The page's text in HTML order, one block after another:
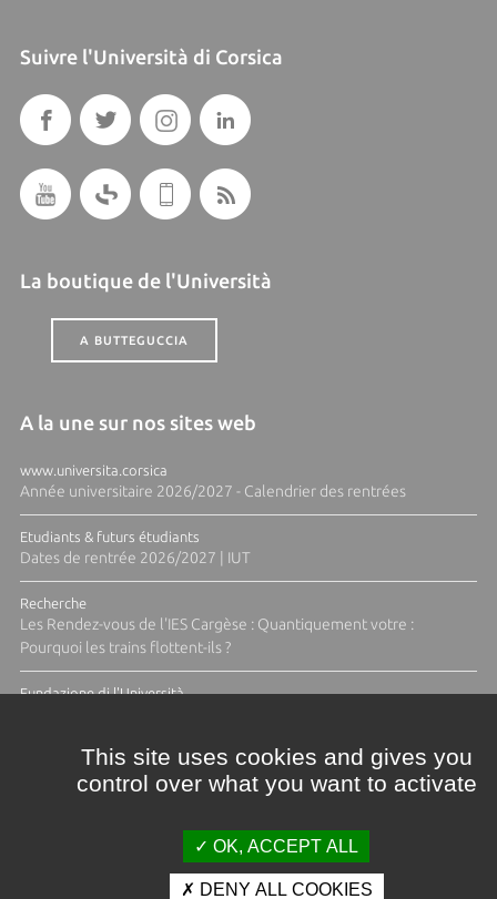
Suivre l'Università di Corsica
La boutique de l'Università
A BUTTEGUCCIA
A la une sur nos sites web
www.universita.corsica
Année universitaire 2026/2027 - Calendrier des rentrées
Etudiants & futurs étudiants
Dates de rentrée 2026/2027 | IUT
Recherche
Les Rendez-vous de l'IES Cargèse : Quantiquement votre :
Pourquoi les trains flottent-ils ?
Fundazione di l'Università
This site uses cookies and gives you
control over what you want to activate
OK, ACCEPT ALL
DENY ALL COOKIES